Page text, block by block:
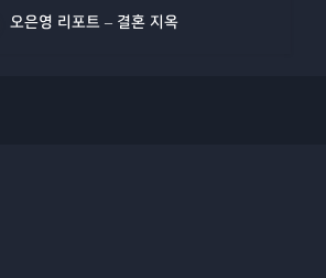
오은영 리포트 – 결혼 지옥